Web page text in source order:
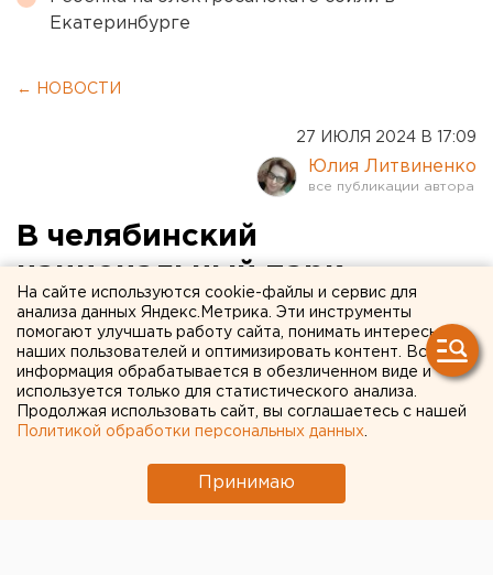
Екатеринбурге
← НОВОСТИ
27 ИЮЛЯ 2024 В 17:09
Юлия Литвиненко
В челябинский
национальный парк
запретили въезд из-за
паводка
На сайте используются cookie-файлы и сервис для
анализа данных Яндекс.Метрика. Эти инструменты
помогают улучшать работу сайта, понимать интересы
наших пользователей и оптимизировать контент. Вся
информация обрабатывается в обезличенном виде и
используется только для статистического анализа.
Продолжая использовать сайт, вы соглашаетесь с нашей
Политикой обработки персональных данных
Принимаю